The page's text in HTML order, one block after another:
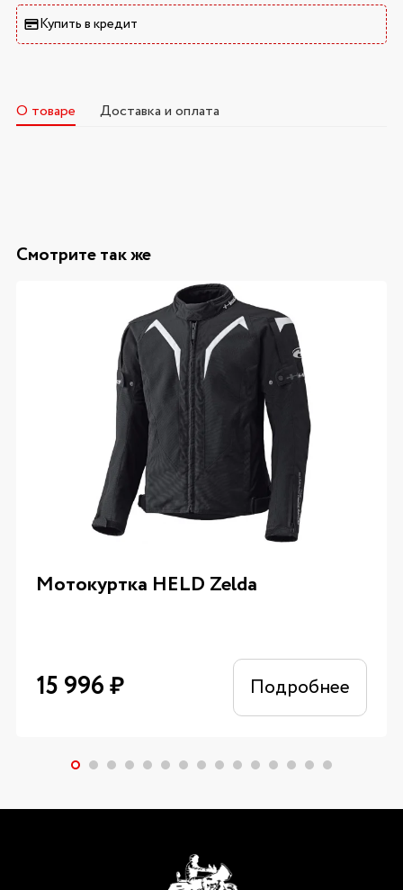
Купить в кредит
О товаре Доставка и оплата
Смотрите так же
Мотокуртка HELD Zelda
15 996₽ Подробнее